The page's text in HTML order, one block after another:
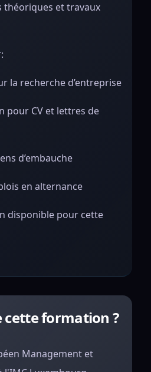
théoriques et travaux
la recherche d’entreprise
pour CV et lettres de
d’embauche
en alternance
disponible pour cette
cette formation ?
Management et